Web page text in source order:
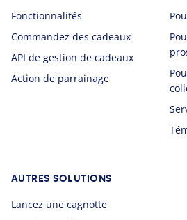
Fonctionnalités
Commandez des cadeaux
API de gestion de cadeaux
Action de parrainage
AUTRES SOLUTIONS
Lancez une cagnotte